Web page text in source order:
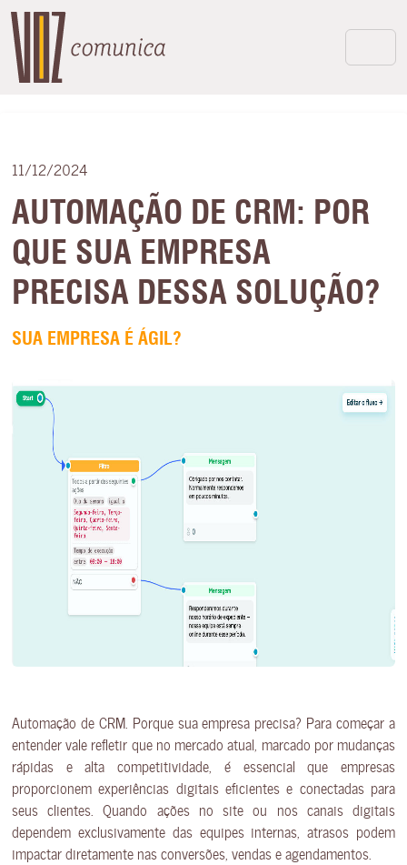
11/12/2024
AUTOMAÇÃO DE CRM: POR
QUE SUA EMPRESA
PRECISA DESSA SOLUÇÃO?
SUA EMPRESA É ÁGIL?
Automação de CRM. Porque sua empresa precisa? Para começar a
entender vale refletir que no mercado atual, marcado por mudanças
rápidas e alta competitividade, é essencial que empresas
proporcionem experiências digitais eficientes e conectadas para
seus clientes. Quando ações no site ou nos canais digitais
dependem exclusivamente das equipes internas, atrasos podem
impactar diretamente nas conversões, vendas e agendamentos.